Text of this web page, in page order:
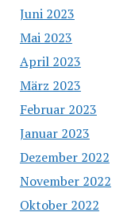
Juni 2023
Mai 2023
April 2023
März 2023
Februar 2023
Januar 2023
Dezember 2022
November 2022
Oktober 2022